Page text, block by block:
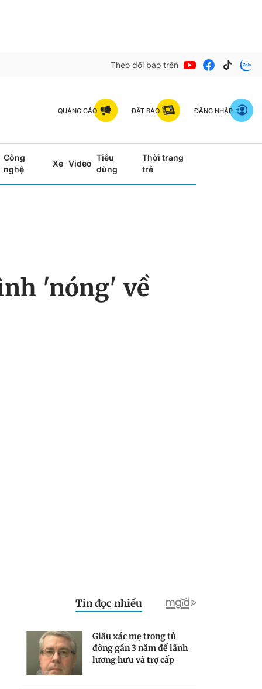
Theo dõi báo trên
QUẢNG CÁO ĐẶT BÁO ĐĂNG NHẬP
Công
nghệ
Xe Video
Tiêu
dùng
Thời trang
trẻ
'nóng' về